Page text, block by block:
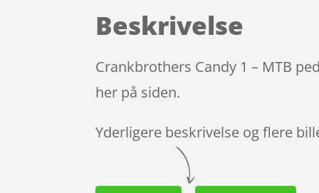
Beskrivelse
Crankbrothers Candy 1 – MTB
her på siden.
Yderligere beskrivelse og flere